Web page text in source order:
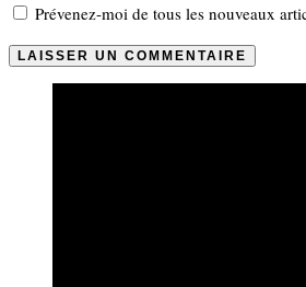
Prévenez-moi de tous les nouveaux